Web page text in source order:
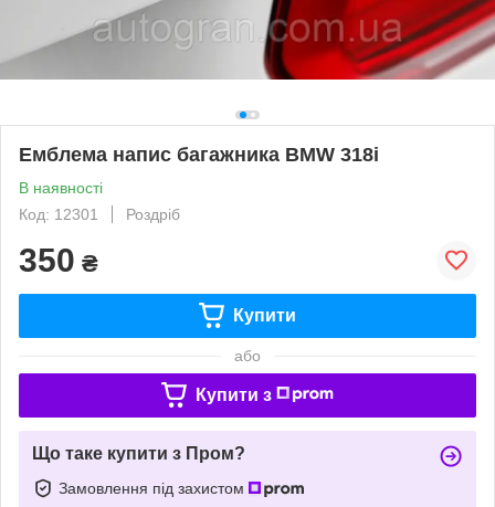
Емблема напис багажника BMW 318i
В наявності
Код: 12301
Роздріб
350 ₴
Купити
або
Купити з
Що таке купити з Пром?
Замовлення під захистом